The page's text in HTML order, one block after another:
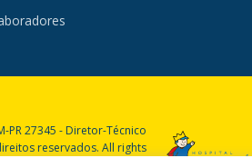
PR 27345 - Diretor-Técnico
reservados. All rights